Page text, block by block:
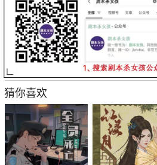
猜你喜欢